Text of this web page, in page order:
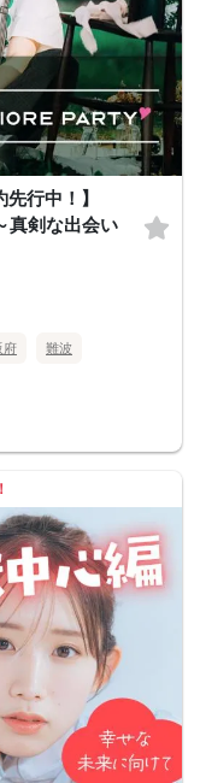
行中！】
真剣な出会い
府 難波